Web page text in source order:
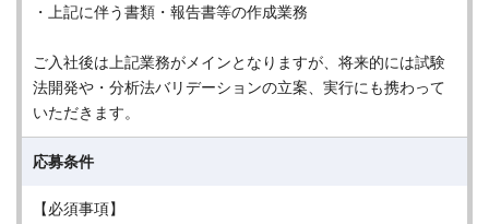
・上記に伴う書類・報告書等の作成業務
ご入社後は上記業務がメインとなりますが、将来的には試験
法開発や・分析法バリデーションの立案、実行にも携わって
いただきます。
応募条件
【必須事項】